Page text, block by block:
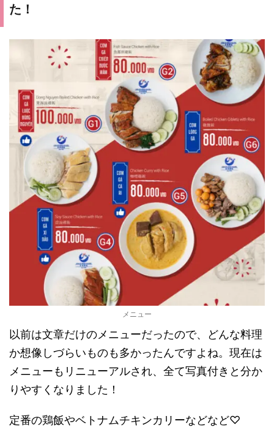
た！
メニュー
以前は文章だけのメニューだったので、どんな料理
か想像しづらいものも多かったんですよね。現在は
メニューもリニューアルされ、全て写真付きと分か
りやすくなりました！
定番の鶏飯やベトナムチキンカリーなどなど♡